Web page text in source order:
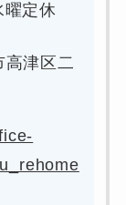
定休
高津区二